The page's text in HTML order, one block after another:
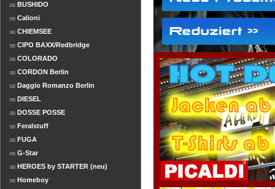
BUSHIDO
Calioni
CHIEMSEE
CIPO BAXX/Redbridge
COLORADO
CORDON Berlin
Daggio Romanzo Berlin
DIESEL
DOSSE POSSE
Feralstuff
FUGA
G-Star
HEROES by STARTER (neu)
Homeboy